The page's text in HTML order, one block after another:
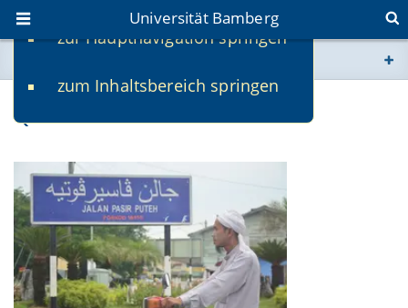
zur Hauptnavigation springen
zum Inhaltsbereich springen
Universität Bamberg
www.uni-bamberg.de
fis.uni-bamberg.de
Qualifikationsziele